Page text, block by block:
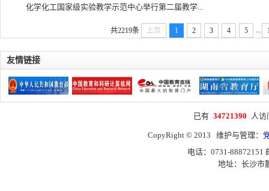
化学化工国家级实验教学示范中心举行第二届教学...
共2219条 上页 1 2 3 4 5
友情链接
已有 34721390 人
CopyRight © 2013 维护与管理：
电话：0731-88872151
地址：长沙市